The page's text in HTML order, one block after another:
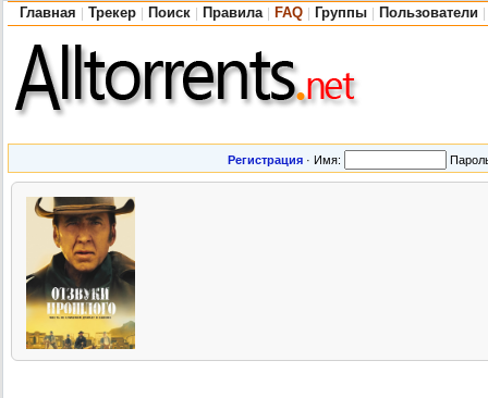
Главная Трекер Поиск Правила FAQ Группы Пользователи
Регистрация · Имя: